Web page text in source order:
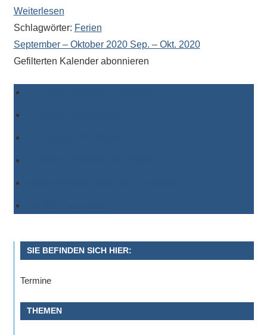
Aktivitäten
an
Schule.
Ob
oder
oder
oder
Schülerinnen
Weiterlesen
Schlagwörter: Ferien
September – Oktober 2020 Sep. – Okt. 2020
Gefilterten Kalender abonnieren
SIE BEFINDEN SICH HIER:
Termine
THEMEN